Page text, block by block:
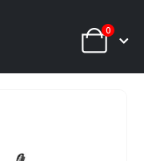
0